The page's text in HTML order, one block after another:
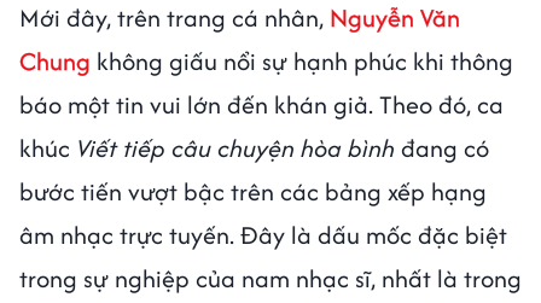
Mới đây, trên trang cá nhân, Nguyễn Văn
Chung không giấu nổi sự hạnh phúc khi thông
báo một tin vui lớn đến khán giả. Theo đó, ca
khúc Viết tiếp câu chuyện hòa bình đang có
bước tiến vượt bậc trên các bảng xếp hạng
âm nhạc trực tuyến. Đây là dấu mốc đặc biệt
trong sự nghiệp của nam nhạc sĩ, nhất là trong